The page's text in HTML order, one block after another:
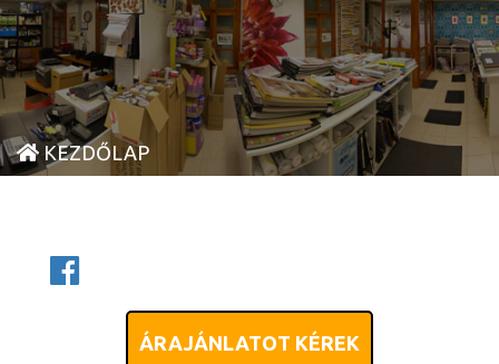
KEZDŐLAP
ÁRAJÁNLATOT KÉREK